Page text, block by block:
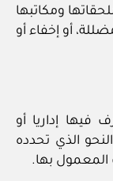
ومكاتبها
أو إخفاء أو
فيها إداريا أو
الذي تحدده
المعمول بها.